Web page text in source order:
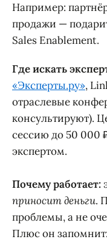
Например:
продажи —
Sales Enablement.
Где искать
«Эксперты.ру»,
отраслевые
консультируют).
сессию до 50 000
экспертом.
Почему работает:
приносит деньги.
проблемы, а не
Плюс он